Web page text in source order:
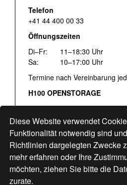
Diese Website verwendet
Funktionalität notwendig sind
Richtlinien dargelegten Zwecke
mehr erfahren oder Ihre
möchten, ziehen Sie bitte die
zurate.
Telefon
+41 44 400 00 33
Öffnungszeiten
Di–Fr:
11–18:30 Uhr
Sa:
10–17:00 Uhr
Termine nach Vereinbarung
H100 OPENSTORAGE
Fr:
16:00–18:30 Uhr
Sa: 12:00–17:00 Uhr
Hohlstrasse 122
www.bogen33.ch